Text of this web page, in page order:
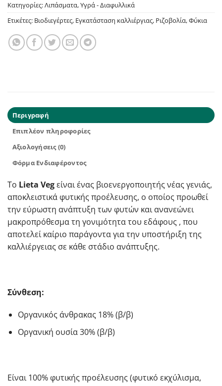
Κατηγορίες:Λιπάσματα,Υγρά - Διαφυλλικά
Ετικέτες: Βιοδιεγέρτες, Εγκατάσταση καλλιέργιας, Ριζοβολία,Φύκια
Περιγραφή
Επιπλέον πληροφορίες
Αξιολογήσεις (0)
Φόρμα Ενδιαφέροντος
Το Lieta Vegείναι ένας βιοενεργοποιητής νέας γενιάς,
αποκλειστικά φυτικής προέλευσης, ο οποίος προωθεί
την εύρωστη ανάπτυξη των φυτών και ανανεώνει
μακροπρόθεσμα τη γονιμότητα του εδάφους , που
αποτελεί καίριο παράγοντα για την υποστήριξη της
καλλιέργειας σε κάθε στάδιο ανάπτυξης.
Σύνθεση:
Οργανικός άνθρακας 18% (β/β)
Οργανική ουσία 30% (β/β)
Είναι 100% φυτικής προέλευσης (φυτικό εκχύλισμα,